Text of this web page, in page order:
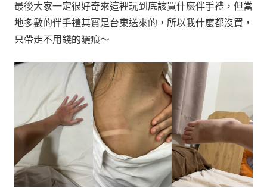
林投果製成的冰沙
最後大家一定很好奇來這裡玩到底該買什麼伴手禮，但當
地多數的伴手禮其實是台東送來的，所以我什麼都沒買，